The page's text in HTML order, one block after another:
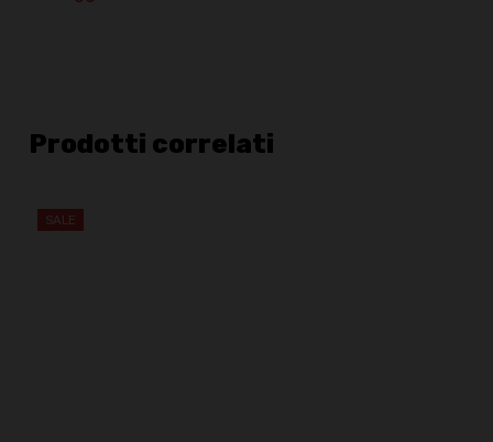
Prodotti correlati
SALE